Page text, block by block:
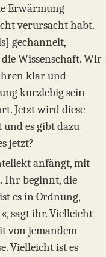
Erwärmung
verursacht habt.
gechannelt,
Wissenschaft. Wir
klar und
kurzlebig sein
Jetzt wird diese
es gibt dazu
jetzt?
anfängt, mit
Ihr beginnt, die
es in Ordnung,
sagt ihr. Vielleicht
von jemandem
Vielleicht ist es